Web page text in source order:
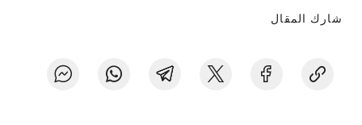
شارك المقال